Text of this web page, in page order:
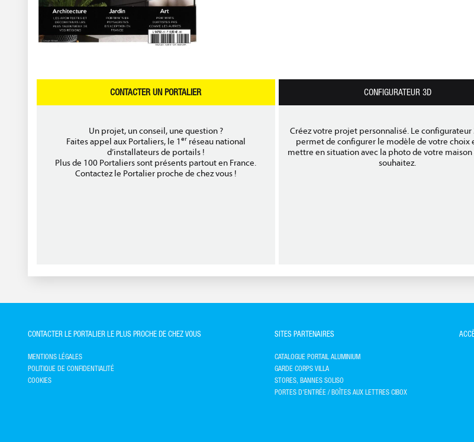
CONTACTER UN PORTALIER
Un projet, un conseil, une question ?
Faites appel aux Portaliers, le 1 erréseau national
d’installateurs de portails !
Plus de 100 Portaliers sont présents partout en France.
Contactez le Portalier proche de chez vous !
CONFIGURATEUR 3D
Créez votre projet personnalisé. Le configurateur
permet de configurer le modèle de votre choix
mettre en situation avec la photo de votre maison
souhaitez.
CONTACTER LE PORTALIER LE PLUS PROCHE DE CHEZ VOUS
MENTIONS LÉGALES
POLITIQUE DE CONFIDENTIALITÉ
COOKIES
SITES PARTENAIRES
CATALOGUE PORTAIL ALUMINIUM
GARDE CORPS VILLA
STORES, BANNES SOLISO
PORTES D'ENTRÉE / BOÎTES AUX LETTRES CIBOX